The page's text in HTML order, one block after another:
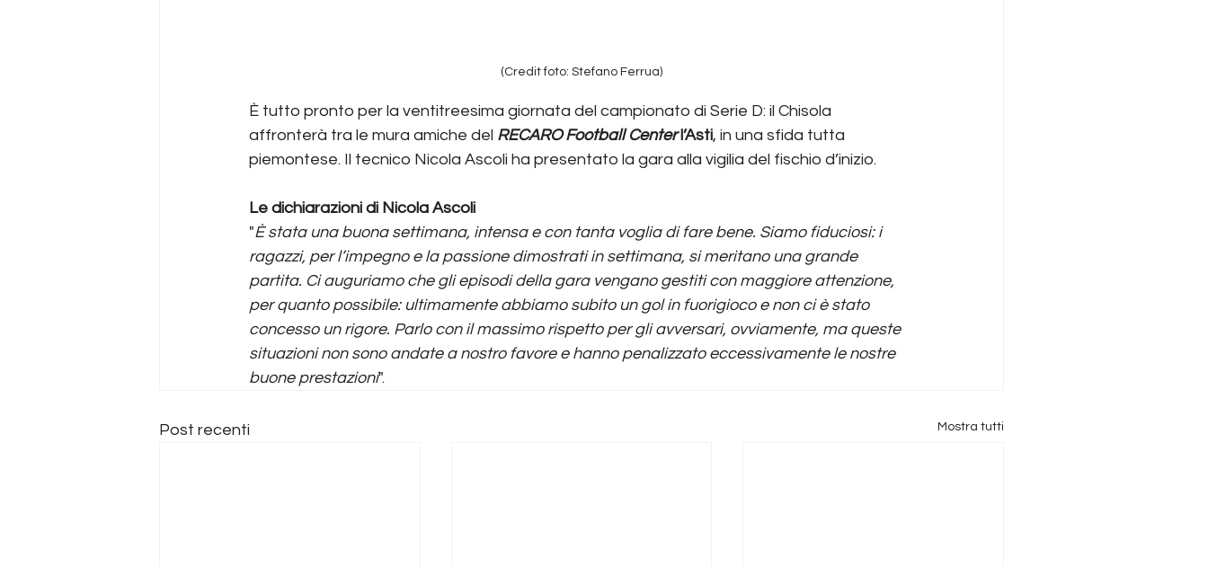
(Credit foto: Stefano Ferrua)
È tutto pronto per la ventitreesima giornata del campionato di Serie D: il Chisola
affronterà tra le mura amiche del RECARO Football Center l’Asti, in una sfida tutta
piemontese. Il tecnico Nicola Ascoli ha presentato la gara alla vigilia del fischio d’inizio.
Le dichiarazioni di Nicola Ascoli
"È stata una buona settimana, intensa e con tanta voglia di fare bene. Siamo fiduciosi: i
ragazzi, per l’impegno e la passione dimostrati in settimana, si meritano una grande
partita. Ci auguriamo che gli episodi della gara vengano gestiti con maggiore attenzione,
per quanto possibile: ultimamente abbiamo subito un gol in fuorigioco e non ci è stato
concesso un rigore. Parlo con il massimo rispetto per gli avversari, ovviamente, ma queste
situazioni non sono andate a nostro favore e hanno penalizzato eccessivamente le nostre
buone prestazioni".
Post recenti Mostra tutti